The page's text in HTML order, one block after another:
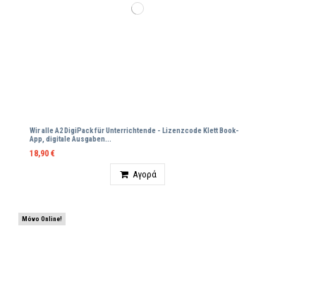
Wir alle A2 DigiPack für Unterrichtende - Lizenzcode Klett Βοοk-
App, digitale Ausgaben...
18,90 €
Αγορά
Μόνο Online!